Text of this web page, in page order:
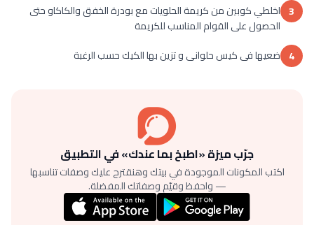
3 اخلطي كوبين من كريمة الحلويات مع بودرة الخفق والكاكاو حتى
الحصول على القوام المناسب للكريمة
4 ضعيها فى كيس حلوانى و تزين بها الكيك حسب الرغبة
جرّب ميزة «اطبخ بما عندك» في التطبيق
اكتب المكونات الموجودة في بيتك وهنقترح عليك وصفات تناسبها
— واحفظ وقيّم وصفاتك المفضلة.